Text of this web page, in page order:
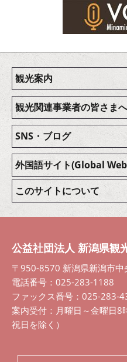
観光案内
観光関連事業者の皆さまへ
SNS・ブログ
外国語サイト(Global
このサイトについて
公益社団法人 新潟県観
〒950-8570 新潟県新潟市中
電話番号：025-283-1188
ファックス番号：025-283-
案内受付：月曜日～金曜日8
祝日を除く）